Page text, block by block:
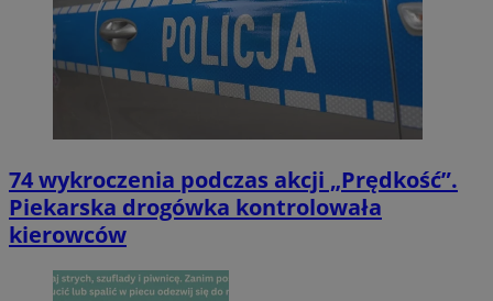
74 wykroczenia podczas akcji „Prędkość”.
Piekarska drogówka kontrolowała
kierowców